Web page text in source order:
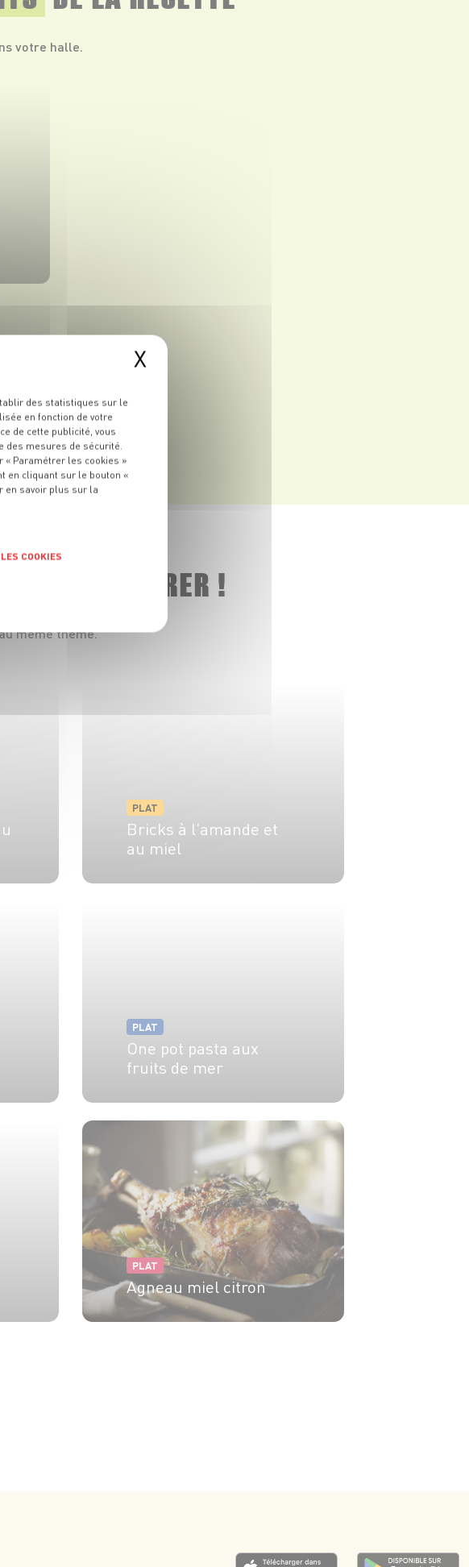
votre halle.
ALLEZ ADORER !
même thème.
PLAT
Bricks à l'amande et
au miel
PLAT
One pot pasta aux
fruits de mer
PLAT
Agneau miel citron
X
des statistiques sur le
en fonction de votre
de cette publicité, vous
des mesures de sécurité.
« Paramétrer les cookies »
en cliquant sur le bouton «
en savoir plus sur la
COOKIES